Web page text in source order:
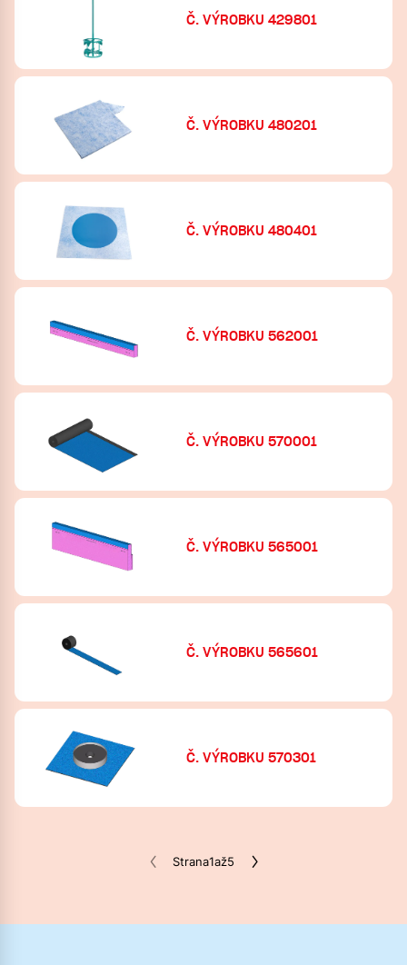
Č. VÝROBKU 429801
Č. VÝROBKU 480201
Č. VÝROBKU 480401
Č. VÝROBKU 562001
Č. VÝROBKU 570001
Č. VÝROBKU 565001
Č. VÝROBKU 565601
Č. VÝROBKU 570301
Strana1až5